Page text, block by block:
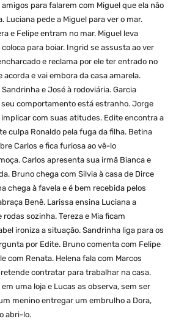
para falarem com Miguel que ela não
Luciana pede a Miguel para ver o mar.
e Felipe entram no mar. Miguel leva
coloca para boiar. Ingrid se assusta ao ver
e reclama por ele ter entrado no
acorda e vai embora da casa amarela.
e José à rodoviária. Garcia
comportamento está estranho. Jorge
com suas atitudes. Edite encontra a
culpa Ronaldo pela fuga da filha. Betina
Carlos e fica furiosa ao vê-lo
Carlos apresenta sua irmã Bianca e
Bruno chega com Silvia à casa de Dirce
chega à favela e é bem recebida pelos
Benê. Larissa ensina Luciana a
sozinha. Tereza e Mia ficam
ironiza a situação. Sandrinha liga para os
por Edite. Bruno comenta com Felipe
com Renata. Helena fala com Marcos
contratar para trabalhar na casa.
uma loja e Lucas as observa, sem ser
menino entregar um embrulho a Dora,
abri-lo.